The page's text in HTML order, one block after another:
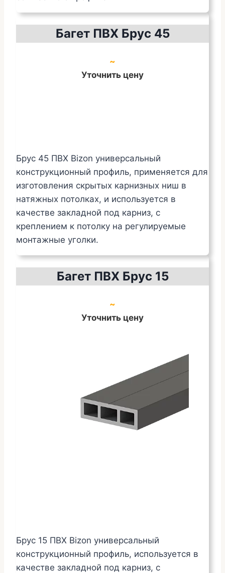
Багет ПВХ Брус 45
~
Уточнить цену
Брус 45 ПВХ Bizon универсальный
конструкционный профиль, применяется для
изготовления скрытых карнизных ниш в
натяжных потолках, и используется в
качестве закладной под карниз, с
креплением к потолку на регулируемые
монтажные уголки.
Багет ПВХ Брус 15
~
Уточнить цену
Брус 15 ПВХ Bizon универсальный
конструкционный профиль, используется в
качестве закладной под карниз, с